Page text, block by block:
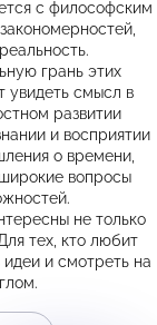
с философским
грань этих
увидеть смысл в
развитии
и восприятии
о времени,
вопросы
не только
тех, кто любит
идеи и смотреть на